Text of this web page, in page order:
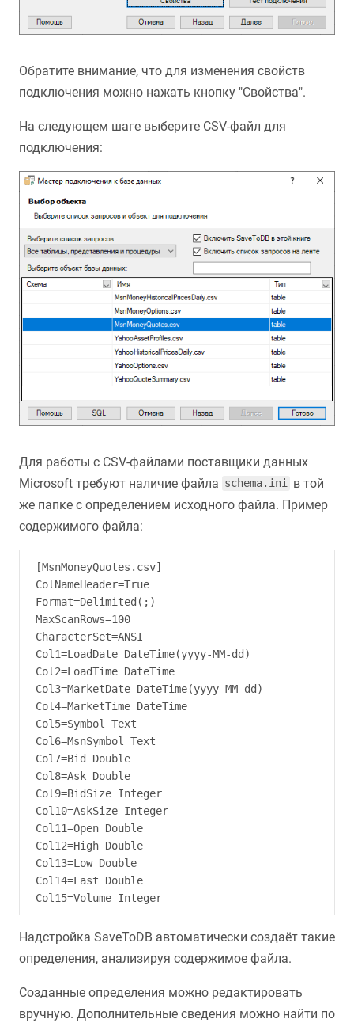
Обратите внимание, что для изменения свойств
подключения можно нажать кнопку "Свойства".
На следующем шаге выберите CSV-файл для
подключения:
Для работы с CSV-файлами поставщики данных
Microsoft требуют наличие файла schema.ini в той
же папке с определением исходного файла. Пример
содержимого файла:
[MsnMoneyQuotes.csv]
ColNameHeader=True
Format=Delimited(;)
MaxScanRows=100
CharacterSet=ANSI
Col1=LoadDate DateTime(yyyy-MM-dd)
Col2=LoadTime DateTime
Col3=MarketDate DateTime(yyyy-MM-dd)
Col4=MarketTime DateTime
Col5=Symbol Text
Col6=MsnSymbol Text
Col7=Bid Double
Col8=Ask Double
Col9=BidSize Integer
Col10=AskSize Integer
Col11=Open Double
Col12=High Double
Col13=Low Double
Col14=Last Double
Надстройка SaveToDB автоматически создаёт такие
определения, анализируя содержимое файла.
Созданные определения можно редактировать
вручную. Дополнительные сведения можно найти по